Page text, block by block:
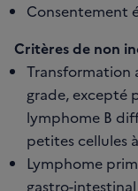
Consentement
Critères de non
Transformation
grade, excepté
lymphome B
petites cellules
Lymphome
gastro-